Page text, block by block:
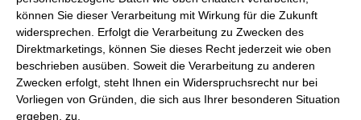
können Sie dieser Verarbeitung mit Wirkung für die Zukunft
widersprechen. Erfolgt die Verarbeitung zu Zwecken des
Direktmarketings, können Sie dieses Recht jederzeit wie oben
beschrieben ausüben. Soweit die Verarbeitung zu anderen
Zwecken erfolgt, steht Ihnen ein Widerspruchsrecht nur bei
Vorliegen von Gründen, die sich aus Ihrer besonderen Situation
ergeben, zu.